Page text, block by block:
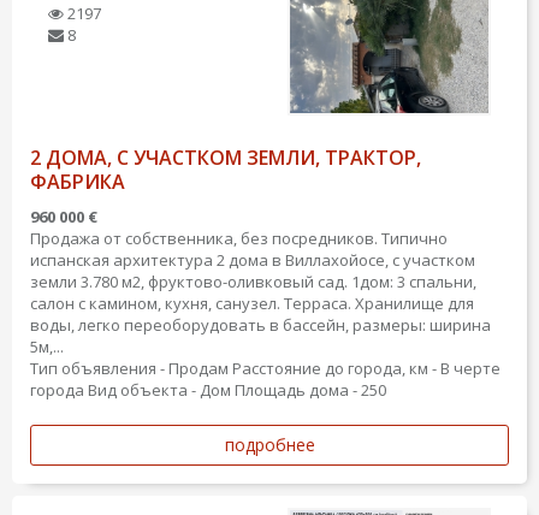
2197
8
2 ДОМА, С УЧАСТКОМ ЗЕМЛИ, ТРАКТОР,
ФАБРИКА
960 000 €
Продажа от собственника, без посредников. Типично
испанская архитектура 2 дома в Виллахойосе, с участком
земли 3.780 м2, фруктово-оливковый сад. 1дом: 3 спальни,
салон с камином, кухня, санузел. Терраса. Хранилище для
воды, легко переоборудовать в бассейн, размеры: ширина
5м,...
Тип объявления - Продам Расстояние до города, км - В черте
города Вид объекта - Дом Площадь дома - 250
подробнее